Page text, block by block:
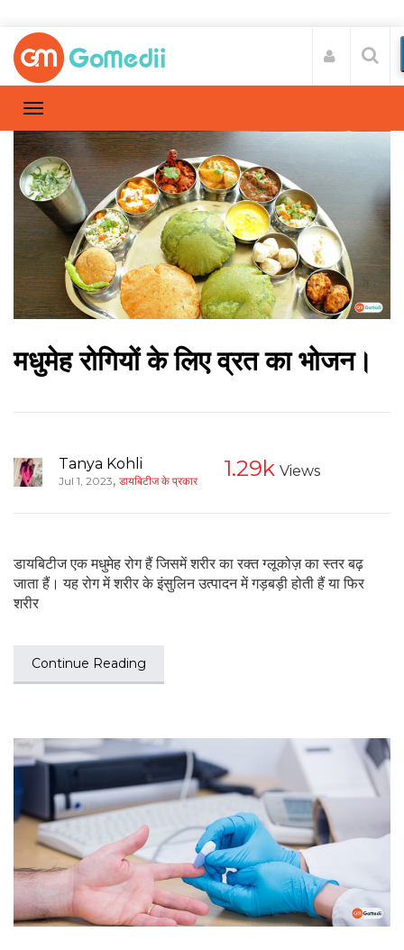
मधुमेह रोगियों के लिए व्रत का भोजन।
Tanya Kohli
Jul 1, 2023, डायबिटीज के प्रकार 1.29k Views
डायबिटीज एक मधुमेह रोग हैं जिसमें शरीर का रक्त ग्लूकोज़ का स्तर बढ़
जाता हैं। यह रोग में शरीर के इंसुलिन उत्पादन में गड़बड़ी होती हैं या फिर
शरीर
Continue Reading